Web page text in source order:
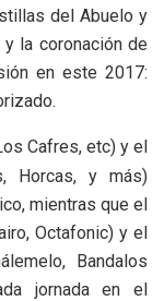
del Abuelo y
la coronación de
en este 2017:
Cafres, etc) y el
Horcas, y más)
mientras que el
Octafonic) y el
Bandalos
jornada en el